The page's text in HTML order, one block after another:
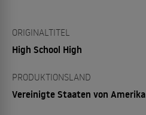
ORIGINALTITEL
High School High
PRODUKTIONSLAND
Vereinigte Staaten von Amerika